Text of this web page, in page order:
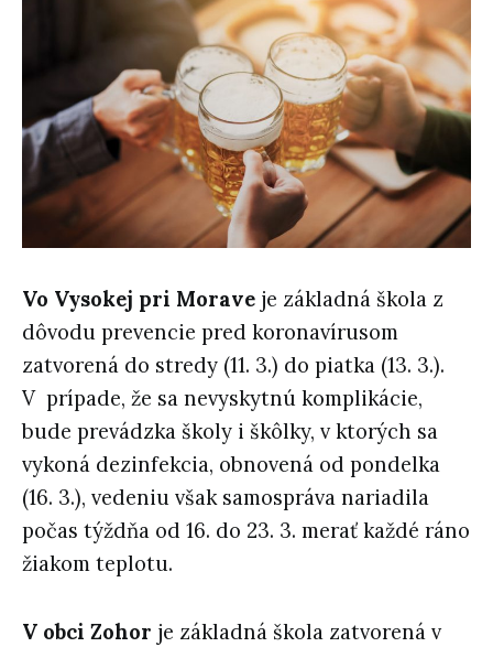
Vo Vysokej pri Morave je základná škola z
dôvodu prevencie pred koronavírusom
zatvorená do stredy (11. 3.) do piatka (13. 3.).
V prípade, že sa nevyskytnú komplikácie,
bude prevádzka školy i škôlky, v ktorých sa
vykoná dezinfekcia, obnovená od pondelka
(16. 3.), vedeniu však samospráva nariadila
počas týždňa od 16. do 23. 3. merať každé ráno
žiakom teplotu.
V obci Zohor je základná škola zatvorená v